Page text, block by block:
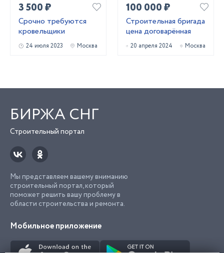
3 500 ₽
Срочно требуются
кровельщики
24 июля 2023 Москва
100 000 ₽
Строительная бригада
цена договарённая
20 апреля 2024 Москва
БИРЖА СНГ
Строительный портал
Мы представляем вашему вниманию
строительный портал, который
поможет решить вашу проблему в
области строительства и ремонта.
Мобильное приложение